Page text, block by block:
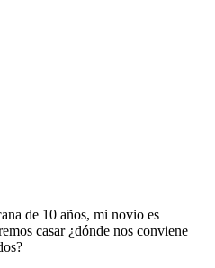
de 10 años, mi novio es
casar ¿dónde nos conviene